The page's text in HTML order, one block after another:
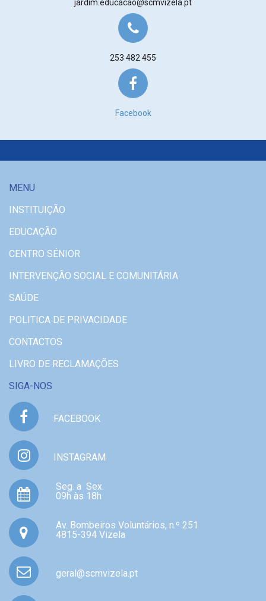
jardim.educacao@scmvizela.pt
253 482 455
Facebook
MENU
INSTITUIÇÃO
EDUCAÇÃO
CENTRO SÉNIOR
INTERVENÇÃO SOCIAL E COMUNITÁRIA
SAÚDE
POLITICA DE PRIVACIDADE
CONTACTOS
LIVRO DE RECLAMAÇÕES
SIGA-NOS
FACEBOOK
INSTAGRAM
Seg. a Sex.
09h às 18h
Av. Bombeiros Voluntários, n.º 251
4815-394 Vizela
geral@scmvizela.pt